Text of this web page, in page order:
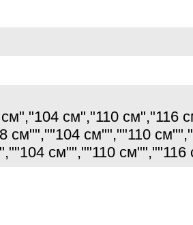
см","110 см","116
см"",""104 см"",""110
см"",""110